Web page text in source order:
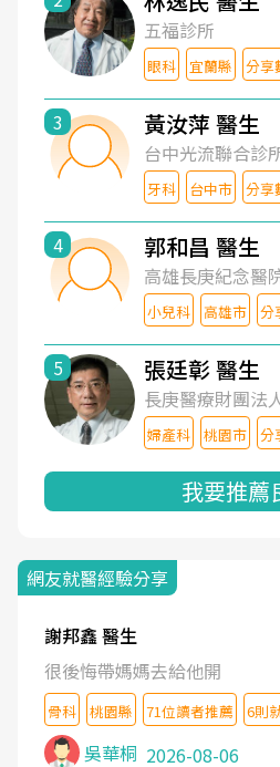
五福診所
眼科 宜蘭縣 分享
3 黃汝萍 醫生
台中光流聯合診
牙科 台中市 分享
4 郭和昌 醫生
高雄長庚紀念醫
小兒科 高雄市 分
5 張廷彰 醫生
長庚醫療財團法
婦產科 桃園市 分
我要推薦
網友就醫經驗分享
謝邦鑫 醫生
很後悔帶媽媽去給他開
骨科 桃園縣 71位讀者推薦 6則
吳華桐 2026-08-06